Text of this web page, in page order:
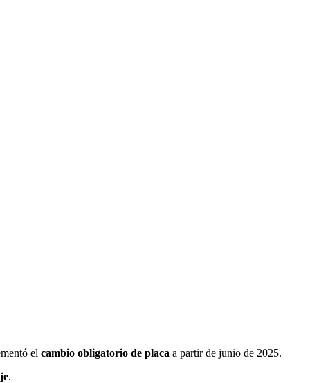
el cambio obligatorio de placa a partir de junio de 2025.
.